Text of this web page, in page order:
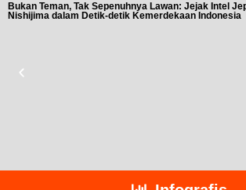
Bukan Teman, Tak Sepenuhnya Lawan: Jejak Intel
Nishijima dalam Detik-detik Kemerdekaan Indonesia